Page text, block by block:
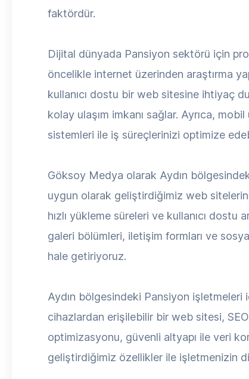
faktördür.
Dijital dünyada Pansiyon sektörü için
öncelikle internet üzerinden araştırma
kullanıcı dostu bir web sitesine ihtiyaç
kolay ulaşım imkanı sağlar. Ayrıca,
sistemleri ile iş süreçlerinizi optimize
Göksoy Medya olarak Aydın
uygun olarak geliştirdiğimiz web
hızlı yükleme süreleri ve kullanıcı
galeri bölümleri, iletişim formları ve
hale getiriyoruz.
Aydın bölgesindeki Pansiyon işletmeleri
cihazlardan erişilebilir bir web sitesi,
optimizasyonu, güvenli altyapı ile veri
geliştirdiğimiz özellikler ile işletmenizin